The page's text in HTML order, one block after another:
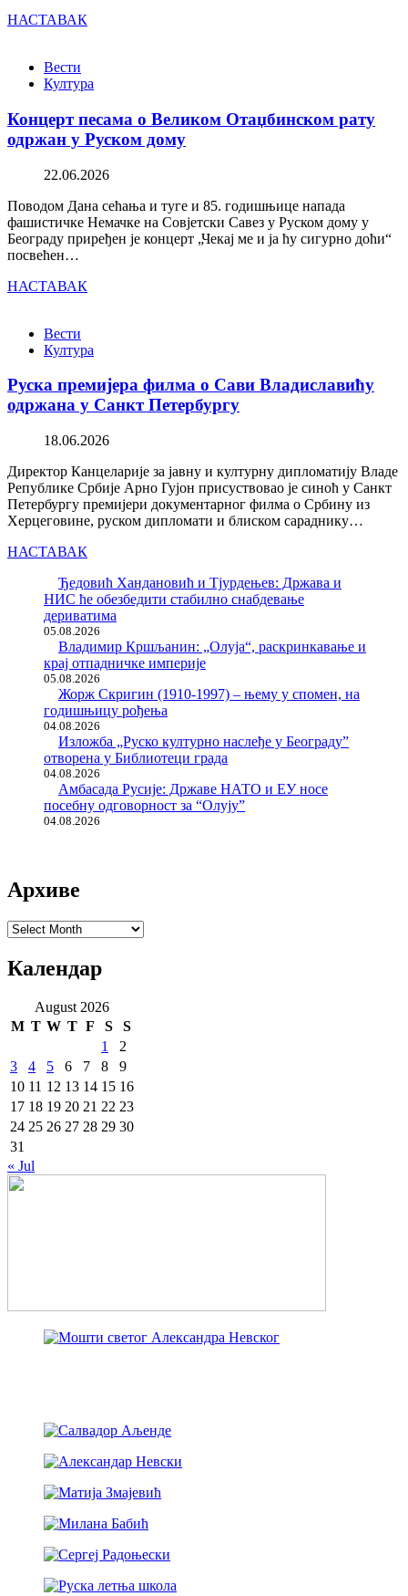
НАСТАВАК
Вести
Култура
Концерт песама о Великом Отаџбинском рату
одржан у Руском дому
22.06.2026
Поводом Дана сећања и туге и 85. годишњице напада
фашистичке Немачке на Совјетски Савез у Руском дому у
Београду приређен је концерт „Чекај ме и ја ћу сигурно доћи“
посвећен…
НАСТАВАК
Вести
Култура
Руска премијера филма о Сави Владиславићу
одржана у Санкт Петербургу
18.06.2026
Директор Канцеларије за јавну и културну дипломатију Владе
Републике Србије Арно Гујон присуствовао је синоћ у Санкт
Петербургу премијери документарног филма о Србину из
Херцеговине, руском дипломати и блиском сараднику…
НАСТАВАК
Ђедовић Хандановић и Тјурдењев: Држава и
НИС ће обезбедити стабилно снабдевање
дериватима
05.08.2026
Владимир Кршљанин: „Олуја“, раскринкавање и
крај отпадничке империје
05.08.2026
Жорж Скригин (1910-1997) – њему у спомен, на
годишњицу рођења
04.08.2026
Изложба „Руско културно наслеђе у Београду”
отворена у Библиотеци града
04.08.2026
Амбасада Русије: Државе НАТО и ЕУ носе
посебну одговорност за “Олују”
04.08.2026
Архиве
Архиве
Календар
August 2026
M T W T F S
S
1
2
3
4 5 6 7 8
9
10 11 12 13 14 15 16
17 18 19 20 21 22 23
24 25 26 27 28 29 30
31
« Jul